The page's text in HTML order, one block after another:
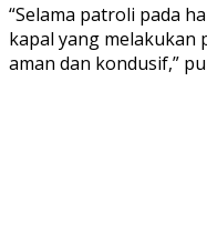
“Selama patroli pada
kapal yang melakukan
aman dan kondusif,”